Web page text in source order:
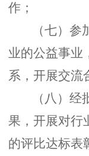
作；
（七）
业的公益事业
系，开展交流
（八）
果，开展对行
的评比达标表